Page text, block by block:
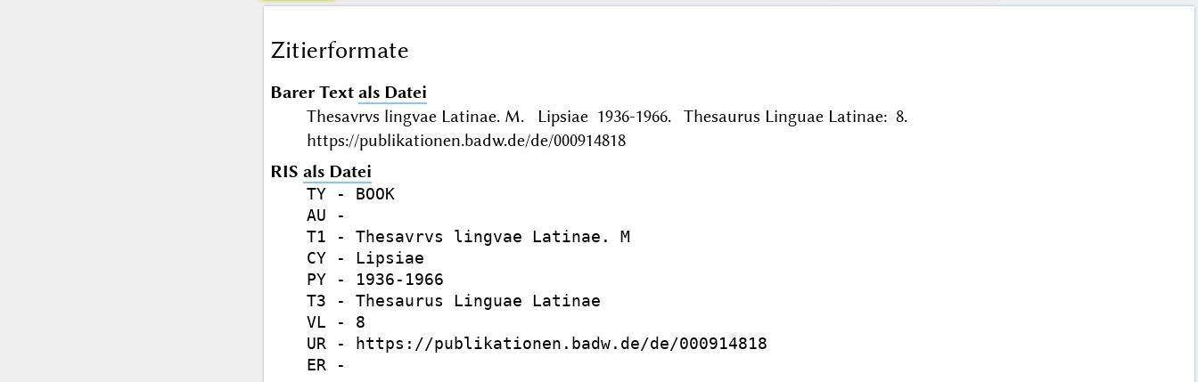
Zitierformate
Barer Text als Datei
Thesavrvs lingvae Latinae. M. Lipsiae 1936-1966. Thesaurus Linguae Latinae: 8.
https://publikationen.badw.de/de/000914818
RIS als Datei
TY - BOOK
AU -
T1 - Thesavrvs lingvae Latinae. M
CY - Lipsiae
PY - 1936-1966
T3 - Thesaurus Linguae Latinae
VL - 8
UR - https://publikationen.badw.de/de/000914818